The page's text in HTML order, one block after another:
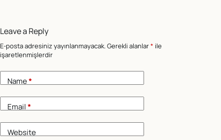
Leave a Reply
E-posta adresiniz yayınlanmayacak.Gerekli alanlar* ile
işaretlenmişlerdir
Name*
Email*
Website